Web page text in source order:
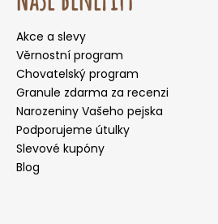
Akce a slevy
Věrnostní program
Chovatelský program
Granule zdarma za recenzi
Narozeniny Vašeho pejska
Podporujeme útulky
Slevové kupóny
Blog